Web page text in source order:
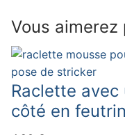
Vous
Raclette avec
côté en